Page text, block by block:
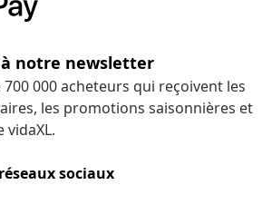
notre newsletter
000 acheteurs qui reçoivent les
les promotions saisonnières et
vidaXL.
sociaux